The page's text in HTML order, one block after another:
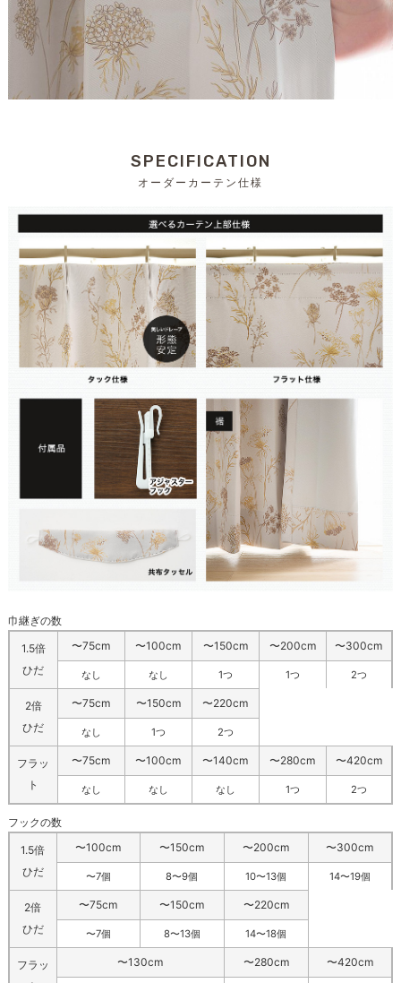
SPECIFICATION
オーダーカーテン仕様
巾継ぎの数
1.5倍
ひだ
〜75cm 〜100cm 〜150cm 〜200cm 〜300cm
なし なし 1つ 1つ 2つ
2倍
ひだ
〜75cm 〜150cm 〜220cm
なし 1つ 2つ
フラッ
ト
〜75cm 〜100cm 〜140cm 〜280cm 〜420cm
なし なし なし 1つ 2つ
フックの数
1.5倍
ひだ
〜100cm 〜150cm 〜200cm 〜300cm
〜7個 8〜9個 10〜13個 14〜19個
2倍
ひだ
〜75cm 〜150cm 〜220cm
〜7個 8〜13個 14〜18個
フラッ
〜130cm 〜280cm 〜420cm